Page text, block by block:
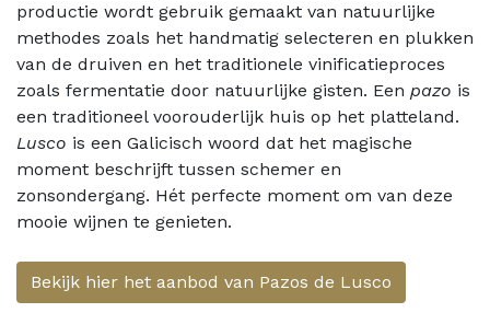
productie wordt gebruik gemaakt van natuurlijke
methodes zoals het handmatig selecteren en plukken
van de druiven en het traditionele vinificatieproces
zoals fermentatie door natuurlijke gisten. Een pazo is
een traditioneel voorouderlijk huis op het platteland.
Lusco is een Galicisch woord dat het magische
moment beschrijft tussen schemer en
zonsondergang. Hét perfecte moment om van deze
mooie wijnen te genieten.
Bekijk hier het aanbod van Pazos de Lusco